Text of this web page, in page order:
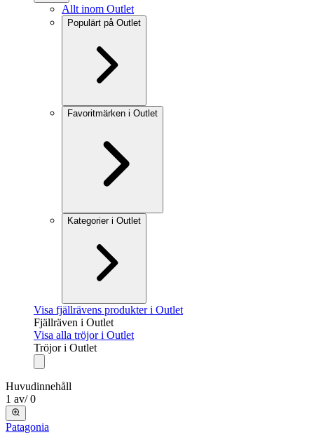
Allt inom Outlet
Populärt på Outlet
Favoritmärken i Outlet
Kategorier i Outlet
Visa fjällrävens produkter i Outlet
Fjällräven i Outlet
Visa alla tröjor i Outlet
Tröjor i Outlet
Huvudinnehåll
1 av/ 0
Patagonia